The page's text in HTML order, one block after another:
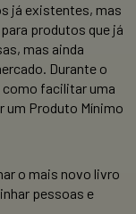
já existentes, mas
produtos que já
mas ainda
Durante o
como facilitar uma
um Produto Mínimo
o mais novo livro
pessoas e